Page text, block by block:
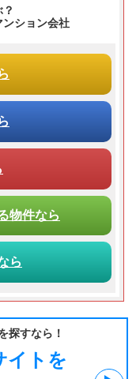
ンション会社
物件なら
ら
探すなら！
イトを